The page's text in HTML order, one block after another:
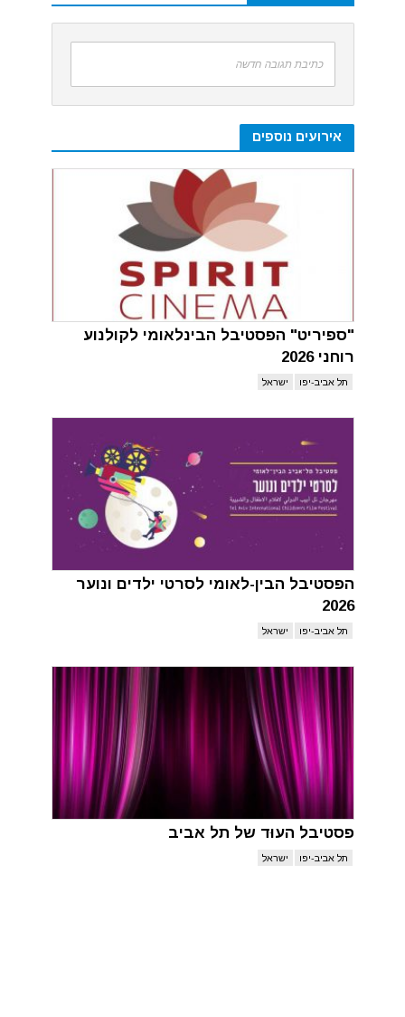
כתיבת תגובה חדשה
אירועים נוספים
"ספיריט" הפסטיבל הבינלאומי לקולנוע
רוחני 2026
תל אביב-יפו ישראל
הפסטיבל הבין-לאומי לסרטי ילדים ונוער
2026
תל אביב-יפו ישראל
פסטיבל העוּד של תל אביב
תל אביב-יפו ישראל